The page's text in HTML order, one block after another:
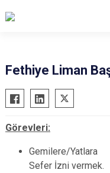
Bodrum
Dalaman
Datça
Fethiye
Kavaklıdere
Fethiye Liman
Görevleri:
Gemilere/Yatlara
Sefer İzni vermek.